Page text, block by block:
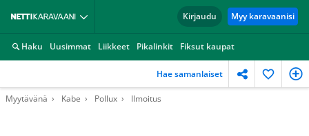
Kirjaudu Myy karavaanisi
Haku Uusimmat Liikkeet Pikalinkit Fiksut kaupat
Hae samanlaiset
Myytävänä Kabe Pollux Ilmoitus